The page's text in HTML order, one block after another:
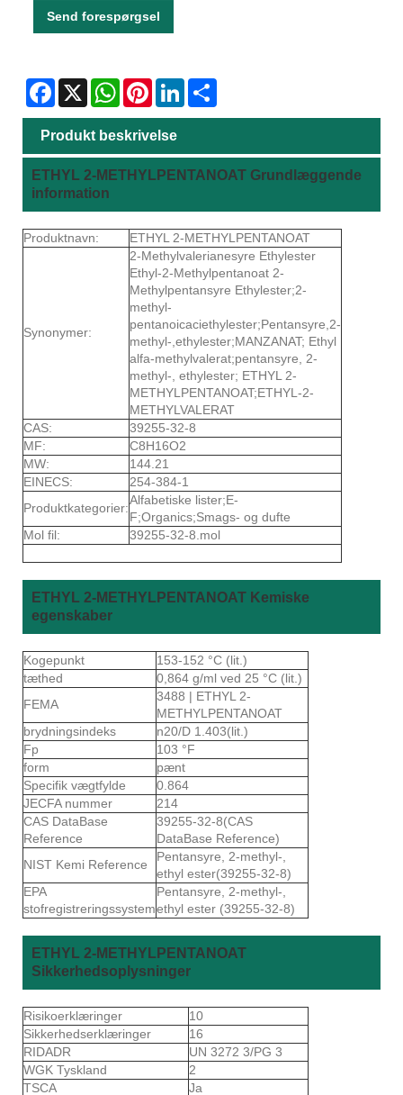
Send forespørgsel
Facebook
X WhatsAppPinterestLinkedIn
Produkt beskrivelse
ETHYL 2-METHYLPENTANOAT Grundlæggende
information
Produktnavn: ETHYL 2-METHYLPENTANOAT
Synonymer:
2-Methylvalerianesyre Ethylester
Ethyl-2-Methylpentanoat 2-
Methylpentansyre Ethylester;2-
methyl-
pentanoicaciethylester;Pentansyre,2-
methyl-,ethylester;MANZANAT; Ethyl
alfa-methylvalerat;pentansyre, 2-
methyl-, ethylester; ETHYL 2-
METHYLPENTANOAT;ETHYL-2-
METHYLVALERAT
CAS:
39255-32-8
MF:
C8H16O2
MW:
144.21
EINECS:
254-384-1
Produktkategorier:
Alfabetiske lister;E-
F;Organics;Smags- og dufte
Mol fil:
39255-32-8.mol
ETHYL 2-METHYLPENTANOAT Kemiske
egenskaber
Kogepunkt
153-152 °C (lit.)
tæthed
0,864 g/ml ved 25 °C (lit.)
FEMA
3488 | ETHYL 2-
METHYLPENTANOAT
brydningsindeks
n20/D 1.403(lit.)
Fp
103 °F
form
pænt
Specifik vægtfylde
0.864
JECFA nummer
214
CAS DataBase
Reference
39255-32-8(CAS
DataBase Reference)
NIST Kemi Reference
Pentansyre, 2-methyl-,
ethyl ester(39255-32-8)
EPA
stofregistreringssystem
Pentansyre, 2-methyl-,
ethyl ester (39255-32-8)
ETHYL 2-METHYLPENTANOAT
Sikkerhedsoplysninger
Risikoerklæringer
10
Sikkerhedserklæringer
16
RIDADR
UN 3272 3/PG 3
WGK Tyskland
2
TSCA
Ja